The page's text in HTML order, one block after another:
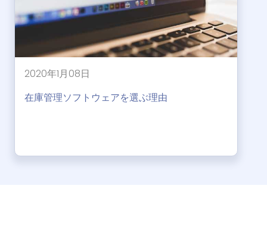
2020年1月08日
在庫管理ソフトウェアを選ぶ理由